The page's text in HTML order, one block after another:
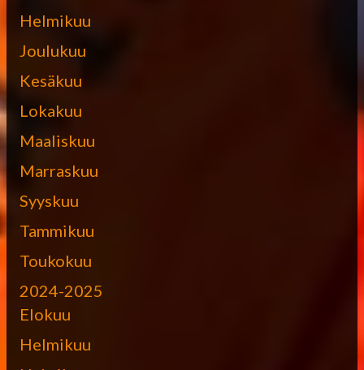
Helmikuu
Joulukuu
Kesäkuu
Lokakuu
Maaliskuu
Marraskuu
Syyskuu
Tammikuu
Toukokuu
2024-2025
Elokuu
Helmikuu